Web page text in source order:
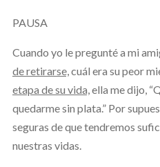
PAUSA
Cuando yo le pregunté a mi
de retirarse, cuál era su peor
etapa de su vida, ella me dijo,
quedarme sin plata.” Por
seguras de que tendremos
nuestras vidas.